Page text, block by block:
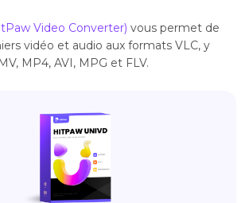
Video Converter) vous permet de
vidéo et audio aux formats VLC, y
MP4, AVI, MPG et FLV.